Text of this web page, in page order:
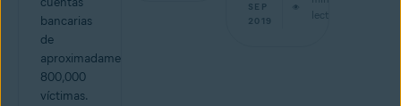
bancarias
de
aproximadamente
800,000
víctimas.
SEP
2019
lectura